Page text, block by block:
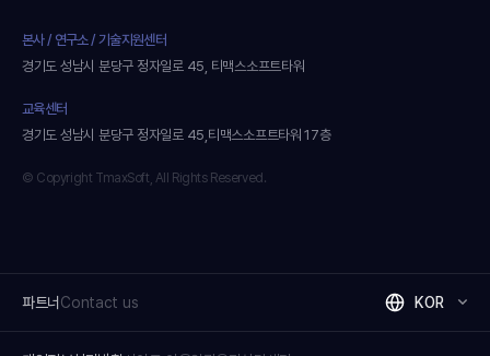
본사 / 연구소 / 기술지원센터
경기도 성남시 분당구 정자일로 45, 티맥스소프트타워
교육센터
경기도 성남시 분당구 정자일로 45,티맥스소프트타워 17층
© Copyright TmaxSoft, All Rights Reserved.
파트너 Contact us KOR